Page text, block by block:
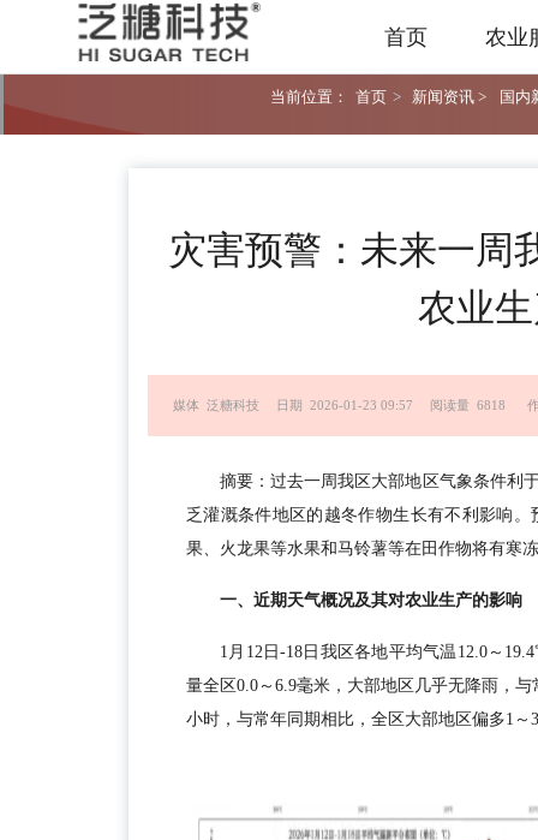
首页 农业
当前位置： 首页 > 新闻资讯 > 国内
灾害预警：未来一周
农业
媒体 泛糖科技 日期 2026-01-23 09:57 阅读量 6818
摘要：过去一周我区大部地区气象条件利
乏灌溉条件地区的越冬作物生长有不利影响
果、火龙果等水果和马铃薯等在田作物将有寒
一、近期天气概况及其对农业生产的影响
1月12日-18日我区各地平均气温12.0～
量全区0.0～6.9毫米，大部地区几乎无降雨，
小时，与常年同期相比，全区大部地区偏多1～